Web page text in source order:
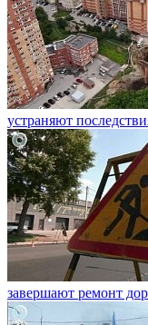
устраняют
завершают ремонт